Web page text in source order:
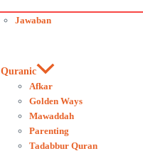
Jawaban
Quranic
Afkar
Golden Ways
Mawaddah
Parenting
Tadabbur Quran